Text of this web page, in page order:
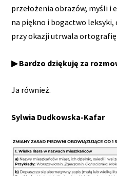
przełożenia obrazów, myśli i
na piękno i bogactwo
przy okazji utrwala ortografię.
▶ Bardzo dziękuję za
Ja również.
Sylwia Dudkowska-Kafar